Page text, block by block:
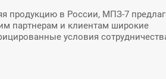
продукцию в России, МПЗ-7
партнерам и клиентам широкие
условия